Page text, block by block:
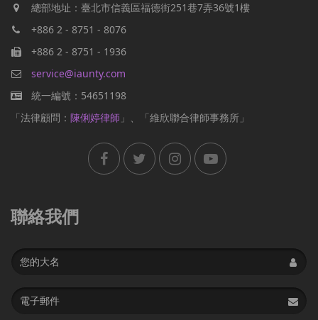
總部地址：臺北市信義區福德街251巷7弄36號1樓
+886 2 - 8751 - 8076
+886 2 - 8751 - 1936
service@iaunty.com
統一編號：54651198
「法律顧問： 陳俐婷律師 」、「維欣聯合律師事務所」
聯絡我們
Name
Email
address